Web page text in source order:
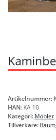
Artikelnummer:
HAN: KA 10
Kategori: Möbler
Tillverkare: